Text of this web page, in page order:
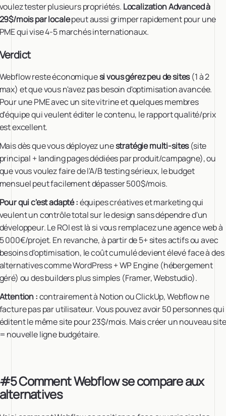
tester plusieurs propriétés. Localization Advanced à
mois par localepeut aussi grimper rapidement pour une
qui vise 4-5 marchés internationaux.
reste économiquesi vous gérez peu de sites(1 à 2
et que vous n'avez pas besoin d'optimisation avancée.
une PME avec un site vitrine et quelques membres
qui veulent éditer le contenu, le rapport qualité/prix
excellent.
dès que vous déployez unestratégie multi-sites(site
+ landing pages dédiées par produit/campagne), ou
vous voulez faire de l'A/B testing sérieux, le budget
peut facilement dépasser 500$/mois.
qui c'est adapté :équipes créatives et marketing qui
un contrôle total sur le design sans dépendre d'un
Le ROI est là si vous remplacez une agence web à
000€/projet. En revanche, à partir de 5+ sites actifs ou avec
d'optimisation, le coût cumulé devient élevé face à des
comme WordPress + WP Engine (hébergement
ou des builders plus simples (Framer, Webstudio).
:contrairement à Notion ou ClickUp, Webflow ne
pas par utilisateur. Vous pouvez avoir 50 personnes qui
le même site pour 23$/mois. Mais créer un nouveau site
nouvelle ligne budgétaire.
Comment Webflow se compare aux